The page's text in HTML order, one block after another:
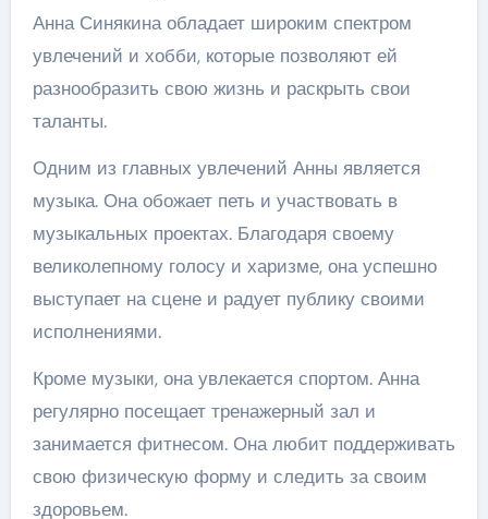
Анна Синякина обладает широким спектром
увлечений и хобби, которые позволяют ей
разнообразить свою жизнь и раскрыть свои
таланты.
Одним из главных увлечений Анны является
музыка. Она обожает петь и участвовать в
музыкальных проектах. Благодаря своему
великолепному голосу и харизме, она успешно
выступает на сцене и радует публику своими
исполнениями.
Кроме музыки, она увлекается спортом. Анна
регулярно посещает тренажерный зал и
занимается фитнесом. Она любит поддерживать
свою физическую форму и следить за своим
здоровьем.